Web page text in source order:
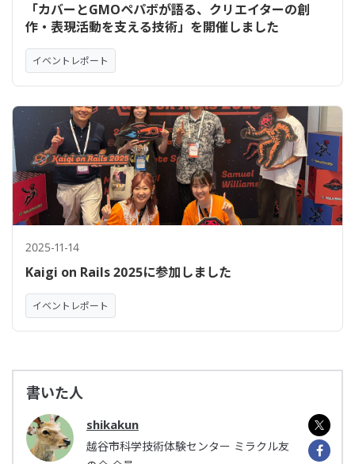
「カバーとGMOペパボが語る、クリエイターの創
作・表現活動を支える技術」を開催しました
イベントレポート
2025-11-14
Kaigi on Rails 2025に参加しました
イベントレポート
書いた人
shikakun
越谷市科学技術体験センター ミラクル友